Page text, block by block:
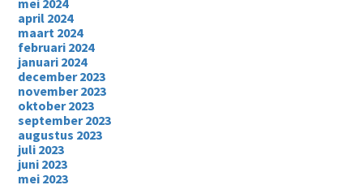
april 2024
maart 2024
februari 2024
januari 2024
december 2023
november 2023
oktober 2023
september 2023
augustus 2023
juli 2023
juni 2023
mei 2023